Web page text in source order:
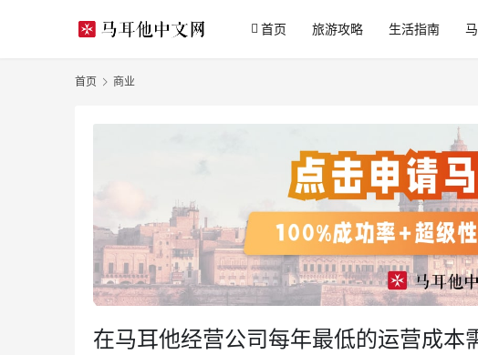
首页 旅游攻略 生活指南
首页 商业
在马耳他经营公司每年最低的运营成本